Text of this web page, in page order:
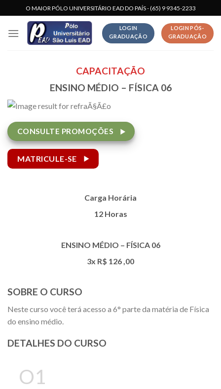
to
content
O MAIOR PÓLO UNIVERSITÁRIO EAD DO PAÍS - (65) 9 9345-2233
LOGIN
GRADUAÇÃO
LOGIN PÓS-
GRADUAÇÃO
CAPACITAÇÃO
ENSINO MÉDIO – FÍSICA 06
CONSULTE PROMOÇÕES
MATRICULE-SE
Carga Horária
12 Horas
ENSINO MÉDIO – FÍSICA 06
3x R$ 126,00
SOBRE O CURSO
Neste curso você terá acesso a 6° parte da matéria de Física
do ensino médio.
DETALHES DO CURSO
O1